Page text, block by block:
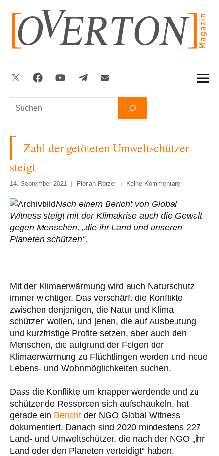
springen
Suchen
Twitter FacebookYouTubeTelegram
Zahl der getöteten Umweltschützer
steigt
14. September 2021 Florian Rötzer Keine Kommentare
Nach einem Bericht von Global
Witness steigt mit der Klimakrise auch die Gewalt
gegen Menschen, „die ihr Land und unseren
Planeten schützen“.
Mit der Klimaerwärmung wird auch Naturschutz
immer wichtiger. Das verschärft die Konflikte
zwischen denjenigen, die Natur und Klima
schützen wollen, und jenen, die auf Ausbeutung
und kurzfristige Profite setzen, aber auch den
Menschen, die aufgrund der Folgen der
Klimaerwärmung zu Flüchtlingen werden und neue
Lebens- und Wohnmöglichkeiten suchen.
Dass die Konflikte um knapper werdende und zu
schützende Ressorcen sich aufschaukeln, hat
gerade ein Bericht der NGO Global Witness
dokumentiert. Danach sind 2020 mindestens 227
Land- und Umweltschützer, die nach der NGO „ihr
Land oder den Planeten verteidigt“ haben,